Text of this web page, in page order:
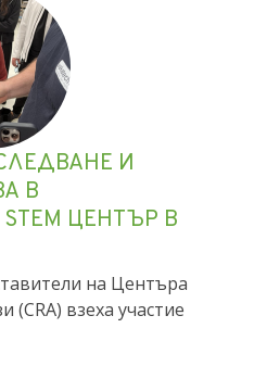
И
В
ЦЕНТЪР В
на Центъра
(CRA) взеха участие